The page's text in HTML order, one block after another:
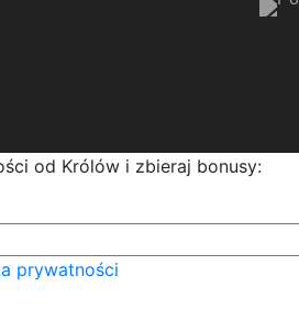
od Królów i zbieraj bonusy:
prywatności